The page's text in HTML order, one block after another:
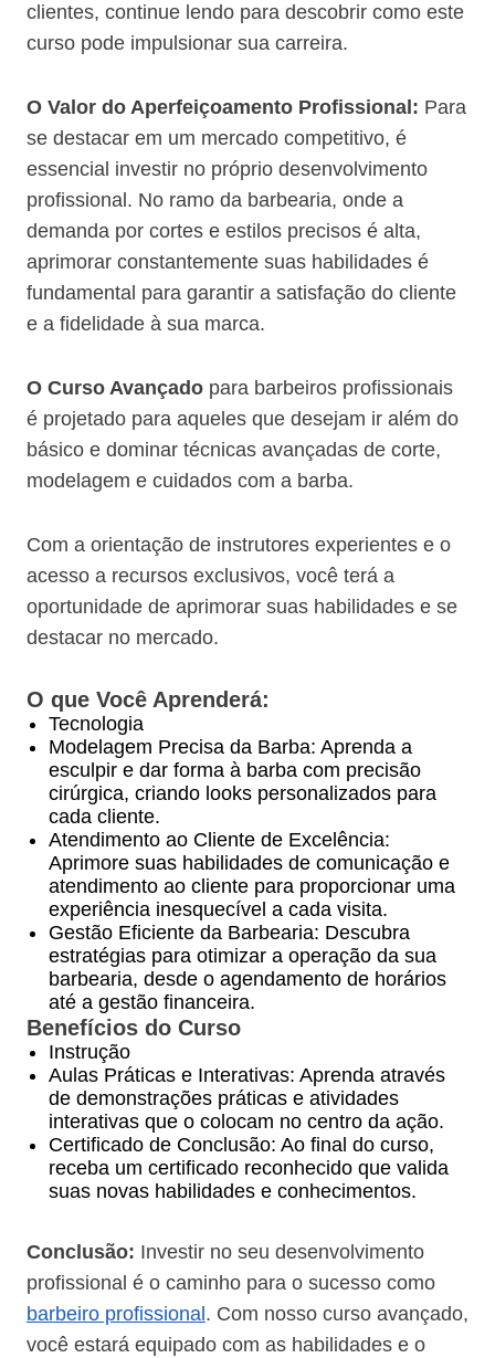
clientes, continue lendo para descobrir como este
curso pode impulsionar sua carreira.
O Valor do Aperfeiçoamento Profissional: Para
se destacar em um mercado competitivo, é
essencial investir no próprio desenvolvimento
profissional. No ramo da barbearia, onde a
demanda por cortes e estilos precisos é alta,
aprimorar constantemente suas habilidades é
fundamental para garantir a satisfação do cliente
e a fidelidade à sua marca.
O Curso Avançadopara barbeiros profissionais
é projetado para aqueles que desejam ir além do
básico e dominar técnicas avançadas de corte,
modelagem e cuidados com a barba.
Com a orientação de instrutores experientes e o
acesso a recursos exclusivos, você terá a
oportunidade de aprimorar suas habilidades e se
destacar no mercado.
O que Você Aprenderá:
Tecnologia
Modelagem Precisa da Barba: Aprenda a
esculpir e dar forma à barba com precisão
cirúrgica, criando looks personalizados para
cada cliente.
Atendimento ao Cliente de Excelência:
Aprimore suas habilidades de comunicação e
atendimento ao cliente para proporcionar uma
experiência inesquecível a cada visita.
Gestão Eficiente da Barbearia: Descubra
estratégias para otimizar a operação da sua
barbearia, desde o agendamento de horários
até a gestão financeira.
Benefícios do Curso
Instrução
Aulas Práticas e Interativas: Aprenda através
de demonstrações práticas e atividades
interativas que o colocam no centro da ação.
Certificado de Conclusão: Ao final do curso,
receba um certificado reconhecido que valida
suas novas habilidades e conhecimentos.
Conclusão: Investir no seu desenvolvimento
profissional é o caminho para o sucesso como
barbeiro profissional . Com nosso curso avançado,
você estará equipado com as habilidades e o